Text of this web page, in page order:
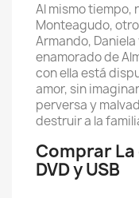
Al mismo tiempo,
Monteagudo,
Armando,
enamorado de
con ella está
amor, sin
perversa y
destruir a la
Comprar
DVD y USB